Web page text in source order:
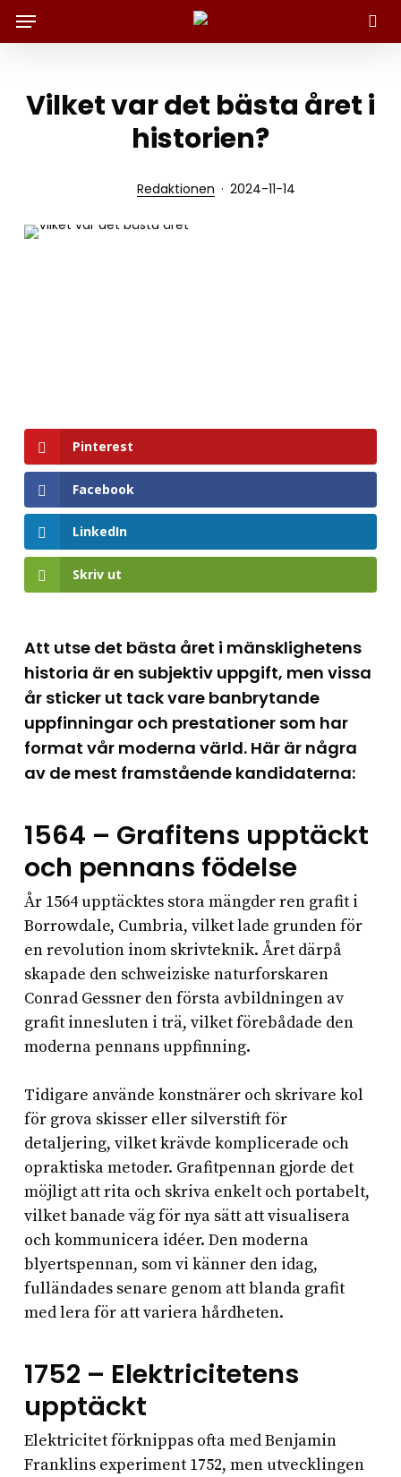
Sök
Menu
Vilket var det bästa året i
historien?
Redaktionen 2024-11-14
Pinterest
Facebook
LinkedIn
Skriv ut
Att utse det bästa året i mänsklighetens
historia är en subjektiv uppgift, men vissa
år sticker ut tack vare banbrytande
uppfinningar och prestationer som har
format vår moderna värld. Här är några
av de mest framstående kandidaterna:
1564 – Grafitens upptäckt
och pennans födelse
År 1564 upptäcktes stora mängder ren grafit i
Borrowdale, Cumbria, vilket lade grunden för
en revolution inom skrivteknik. Året därpå
skapade den schweiziske naturforskaren
Conrad Gessner den första avbildningen av
grafit innesluten i trä, vilket förebådade den
moderna pennans uppfinning.
Tidigare använde konstnärer och skrivare kol
för grova skisser eller silverstift för
detaljering, vilket krävde komplicerade och
opraktiska metoder. Grafitpennan gjorde det
möjligt att rita och skriva enkelt och portabelt,
vilket banade väg för nya sätt att visualisera
och kommunicera idéer. Den moderna
blyertspennan, som vi känner den idag,
fulländades senare genom att blanda grafit
med lera för att variera hårdheten.
1752 – Elektricitetens
upptäckt
Elektricitet förknippas ofta med Benjamin
Franklins experiment 1752, men utvecklingen